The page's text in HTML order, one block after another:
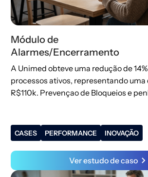
Módulo de
Alarmes/Encerramento
A Unimed obteve uma redução de
processos ativos, representando
R$110k.​ Prevençao de Bloqueios e
CASES PERFORMANCE INOVAÇÃO
Ver estudo de caso